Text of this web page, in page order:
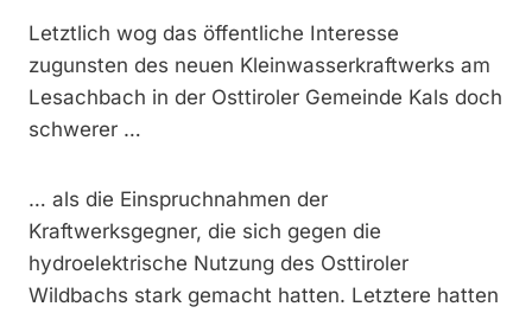
Letztlich wog das öffentliche Interesse
zugunsten des neuen Kleinwasserkraftwerks am
Lesachbach in der Osttiroler Gemeinde Kals doch
schwerer …
… als die Einspruchnahmen der
Kraftwerksgegner, die sich gegen die
hydroelektrische Nutzung des Osttiroler
Wildbachs stark gemacht hatten. Letztere hatten